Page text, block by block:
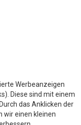
Werbeanzeigen
Diese sind mit einem
das Anklicken der
wir einen kleinen